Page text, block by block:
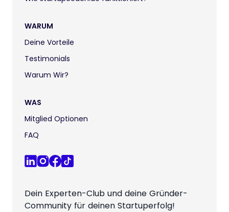
WARUM
Deine Vorteile
Testimonials
Warum Wir?
WAS
Mitglied Optionen
FAQ
Dein Experten-Club und deine Gründer-
Community für deinen Startuperfolg!